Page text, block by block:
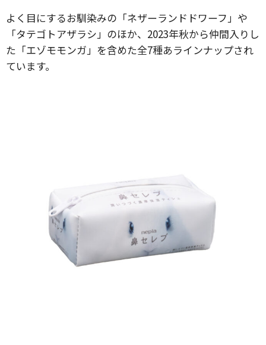
よく目にするお馴染みの「ネザーランドドワーフ」や
「タテゴトアザラシ」のほか、2023年秋から仲間入りし
た「エゾモモンガ」を含めた全7種あラインナップされ
ています。